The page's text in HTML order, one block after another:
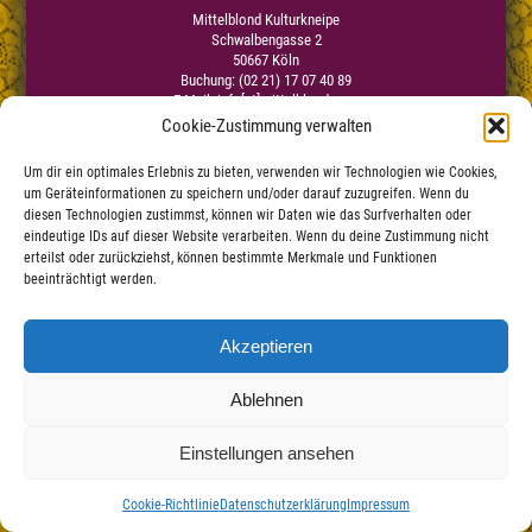
Cookie-Zustimmung verwalten
Um dir ein optimales Erlebnis zu bieten, verwenden wir Technologien wie Cookies,
um Geräteinformationen zu speichern und/oder darauf zuzugreifen. Wenn du
diesen Technologien zustimmst, können wir Daten wie das Surfverhalten oder
eindeutige IDs auf dieser Website verarbeiten. Wenn du deine Zustimmung nicht
erteilst oder zurückziehst, können bestimmte Merkmale und Funktionen
beeinträchtigt werden.
Akzeptieren
Ablehnen
Einstellungen ansehen
Cookie-RichtlinieDatenschutzerklärung Impressum
Mittelblond Kulturkneipe
Schwalbengasse 2
50667 Köln
Buchung: (02 21) 17 07 40 89
E-Mail:info[at]mittelblond.com
Impressum
Datenschutzerklärung |
Haftungsauschluss